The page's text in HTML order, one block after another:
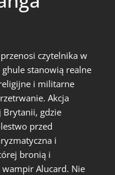
czytelnika w
stanowią realne
i militarne
Akcja
Brytanii, gdzie
przed
i
bronią i
Alucard. Nie